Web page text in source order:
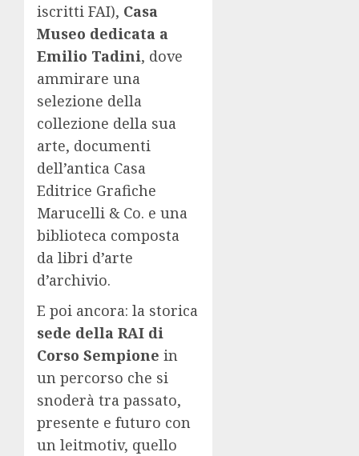
iscritti FAI), Casa
Museo dedicata a
Emilio Tadini, dove
ammirare una
selezione della
collezione della sua
arte, documenti
dell’antica Casa
Editrice Grafiche
Marucelli & Co. e una
biblioteca composta
da libri d’arte
d’archivio.
E poi ancora: la storica
sede della RAI di
Corso Sempione in
un percorso che si
snoderà tra passato,
presente e futuro con
un leitmotiv, quello